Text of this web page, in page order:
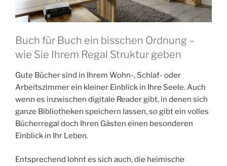
Buch für Buch ein bisschen Ordnung –
wie Sie Ihrem Regal Struktur geben
Gute Bücher sind in Ihrem Wohn-, Schlaf- oder
Arbeitszimmer ein kleiner Einblick in Ihre Seele. Auch
wenn es inzwischen digitale Reader gibt, in denen sich
ganze Bibliotheken speichern lassen, so gibt ein volles
Bücherregal doch Ihren Gästen einen besonderen
Einblick in Ihr Leben.
Entsprechend lohnt es sich auch, die heimische